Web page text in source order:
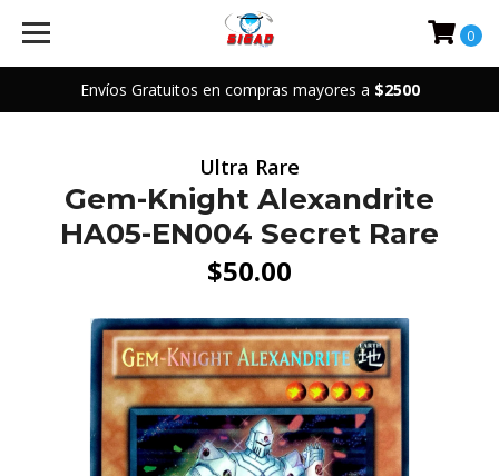
Envíos Gratuitos en compras mayores a $2500
0
Ultra Rare
Gem-Knight Alexandrite
HA05-EN004 Secret Rare
$50.00